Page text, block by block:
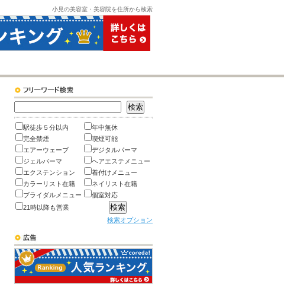
小見の美容室・美容院を住所から検索
駅徒歩５分以内
年中無休
完全禁煙
喫煙可能
エアーウェーブ
デジタルパーマ
ジェルパーマ
ヘアエステメニュー
エクステンション
着付けメニュー
カラーリスト在籍
ネイリスト在籍
ブライダルメニュー
個室対応
21時以降も営業
検索オプション